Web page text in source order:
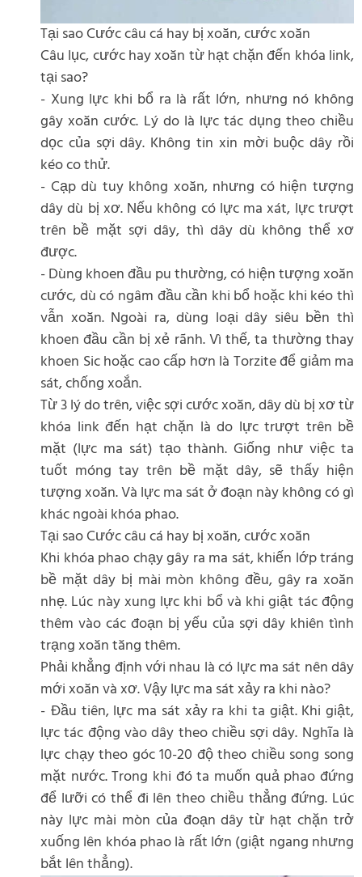
Tại sao Cước câu cá hay bị xoăn, cước xoăn
Câu lục, cước hay xoăn từ hạt chặn đến khóa link,
tại sao?
- Xung lực khi bổ ra là rất lớn, nhưng nó không
gây xoăn cước. Lý do là lực tác dụng theo chiều
dọc của sợi dây. Không tin xin mời buộc dây rồi
kéo co thử.
- Cạp dù tuy không xoăn, nhưng có hiện tượng
dây dù bị xơ. Nếu không có lực ma xát, lực trượt
trên bề mặt sợi dây, thì dây dù không thể xơ
được.
- Dùng khoen đầu pu thường, có hiện tượng xoăn
cước, dù có ngâm đầu cần khi bổ hoặc khi kéo thì
vẫn xoăn. Ngoài ra, dùng loại dây siêu bền thì
khoen đầu cần bị xẻ rãnh. Vì thế, ta thường thay
khoen Sic hoặc cao cấp hơn là Torzite để giảm ma
sát, chống xoắn.
Từ 3 lý do trên, việc sợi cước xoăn, dây dù bị xơ từ
khóa link đến hạt chặn là do lực trượt trên bề
mặt (lực ma sát) tạo thành. Giống như việc ta
tuốt móng tay trên bề mặt dây, sẽ thấy hiện
tượng xoăn. Và lực ma sát ở đoạn này không có gì
khác ngoài khóa phao.
Tại sao Cước câu cá hay bị xoăn, cước xoăn
Khi khóa phao chạy gây ra ma sát, khiến lớp tráng
bề mặt dây bị mài mòn không đều, gây ra xoăn
nhẹ. Lúc này xung lực khi bổ và khi giật tác động
thêm vào các đoạn bị yếu của sợi dây khiên tình
trạng xoăn tăng thêm.
Phải khẳng định với nhau là có lực ma sát nên dây
mới xoăn và xơ. Vậy lực ma sát xảy ra khi nào?
- Đầu tiên, lực ma sát xảy ra khi ta giật. Khi giật,
lực tác động vào dây theo chiều sợi dây. Nghĩa là
lực chạy theo góc 10-20 độ theo chiều song song
mặt nước. Trong khi đó ta muốn quả phao đứng
để lưỡi có thể đi lên theo chiều thẳng đứng. Lúc
này lực mài mòn của đoạn dây từ hạt chặn trở
xuống lên khóa phao là rất lớn (giật ngang nhưng
bắt lên thẳng).